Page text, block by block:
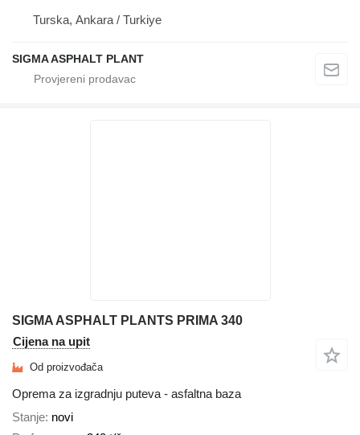
Turska, Ankara / Turkiye
SIGMA ASPHALT PLANT
SIGMA ASPHALT PLANTS PRIMA 340
Cijena na upit
Od proizvođača
Oprema za izgradnju puteva - asfaltna baza
Stanje novi